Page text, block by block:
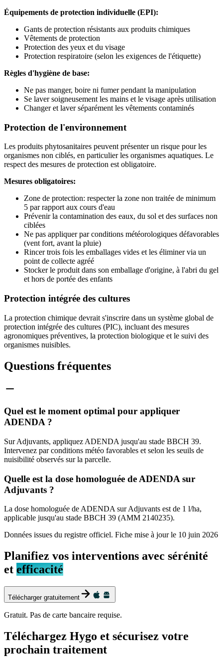
Équipements de protection individuelle (EPI):
Gants de protection résistants aux produits chimiques
Vêtements de protection
Protection des yeux et du visage
Protection respiratoire (selon les exigences de l'étiquette)
Règles d'hygiène de base:
Ne pas manger, boire ni fumer pendant la manipulation
Se laver soigneusement les mains et le visage après utilisation
Changer et laver séparément les vêtements contaminés
Protection de l'environnement
Les produits phytosanitaires peuvent présenter un risque pour les
organismes non ciblés, en particulier les organismes aquatiques. Le
respect des mesures de protection est obligatoire.
Mesures obligatoires:
Zone de protection: respecter la zone non traitée de minimum
5 par rapport aux cours d'eau
Prévenir la contamination des eaux, du sol et des surfaces non
ciblées
Ne pas appliquer par conditions météorologiques défavorables
(vent fort, avant la pluie)
Rincer trois fois les emballages vides et les éliminer via un
point de collecte agréé
Stocker le produit dans son emballage d'origine, à l'abri du gel
et hors de portée des enfants
Protection intégrée des cultures
La protection chimique devrait s'inscrire dans un système global de
protection intégrée des cultures (PIC), incluant des mesures
agronomiques préventives, la protection biologique et le suivi des
organismes nuisibles.
Questions fréquentes
Quel est le moment optimal pour appliquer
ADENDA ?
Sur Adjuvants, appliquez ADENDA jusqu'au stade BBCH 39.
Intervenez par conditions météo favorables et selon les seuils de
nuisibilité observés sur la parcelle.
Quelle est la dose homologuée de ADENDA sur
Adjuvants ?
La dose homologuée de ADENDA sur Adjuvants est de 1 l/ha,
applicable jusqu'au stade BBCH 39 (AMM 2140235).
Données issues du registre officiel. Fiche mise à jour le 10 juin 2026
Planifiez vos interventions avec sérénité
et efficacité
Télécharger gratuitement
Gratuit. Pas de carte bancaire requise.
Téléchargez Hygo et sécurisez votre
prochain traitement